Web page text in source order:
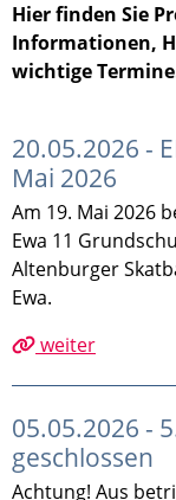
Hier finden Sie
Informationen,
wichtige
20.05.2026 -
Mai 2026
Am 19. Mai 2026
Ewa 11
Altenburger
Ewa.
weiter
05.05.2026 -
geschlossen
Achtung! Aus